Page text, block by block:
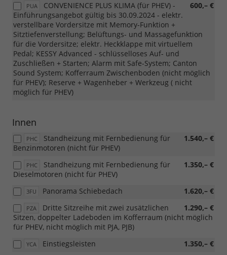
PUA 600,– €
CONVENIENCE PLUS KLIMA (für PHEV) -
Einführungsangebot gültig bis 30.09.2024 - elektr.
verstellbare Vordersitze mit Memory-Funktion +
Sitztiefenverstellung; Belüftungs- und Massagefunktion
für die Vordersitze; elektr. Heckklappe mit virtuellem
Pedal; KESSY Advanced - schlüsselloses Auf- und
Zuschließen + Starten; Alarm mit Safe-System; Canton
Sound System; Kofferraum Zwischenboden (nicht möglich
für PHEV); Reserve + Wagenheber + Werkzeug ( nicht
möglich für PHEV)
Innen
PHC 1.540,– €
Standheizung mit Fernbedienung für
Benzinmotoren (nicht für PHEV)
PHC 1.350,– €
Standheizung mit Fernbedienung für
Dieselmotoren (nicht für PHEV)
3FU 1.620,– €
Panorama Schiebedach
PZA 1.290,– €
Dritte Sitzreihe mit zwei zusätzlichen
Sitzen, doppelter Ladeboden im Kofferraum (nicht möglich
für PHEV, nicht möglich mit PJA, PJB)
YCA 1.350,– €
Einstiegsleisten